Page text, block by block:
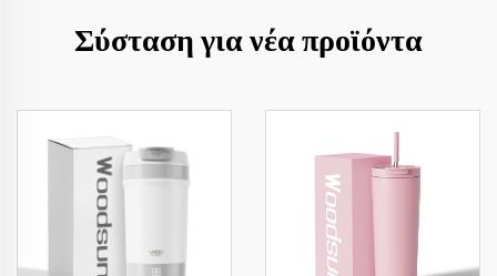
Σύσταση για νέα προϊόντα